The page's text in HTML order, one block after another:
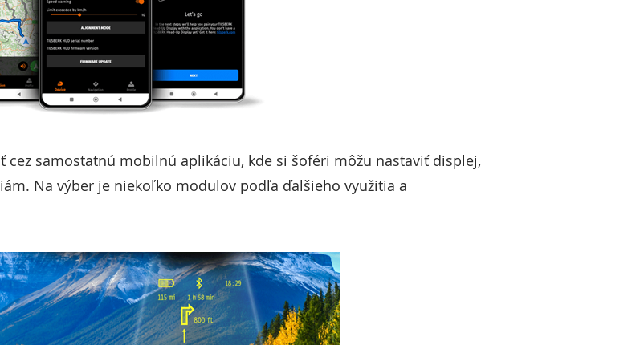
cez samostatnú mobilnú aplikáciu, kde si šoféri môžu nastaviť displej,
Na výber je niekoľko modulov podľa ďalšieho využitia a